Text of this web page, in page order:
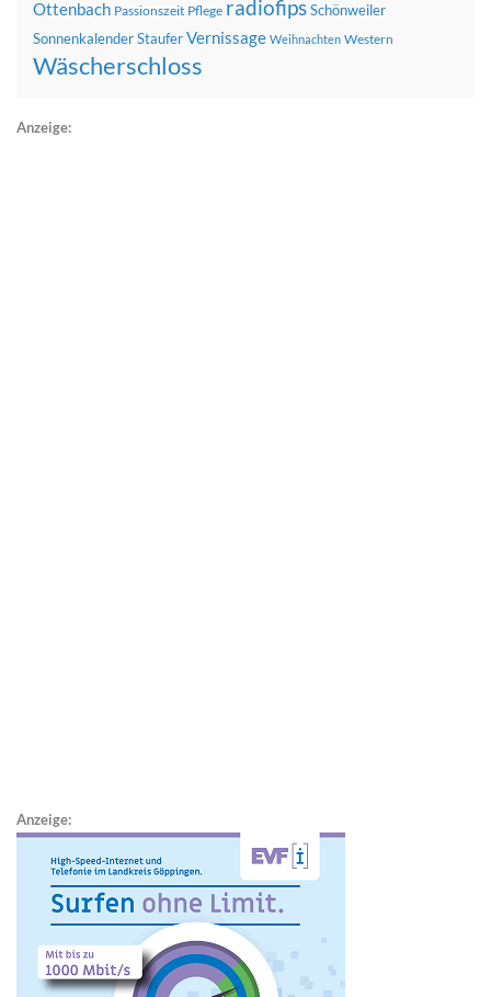
Ottenbach Passionszeit Pflege radiofipsSchönweiler
SonnenkalenderStauferVernissage Weihnachten Western
Wäscherschloss
Anzeige:
Anzeige: